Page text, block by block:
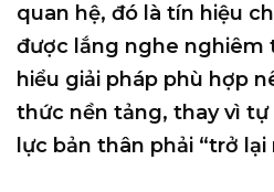
quan hệ, đó là tín hiệu
được lắng nghe nghiêm
hiểu giải pháp phù hợp
thức nền tảng, thay vì tự
lực bản thân phải “trở